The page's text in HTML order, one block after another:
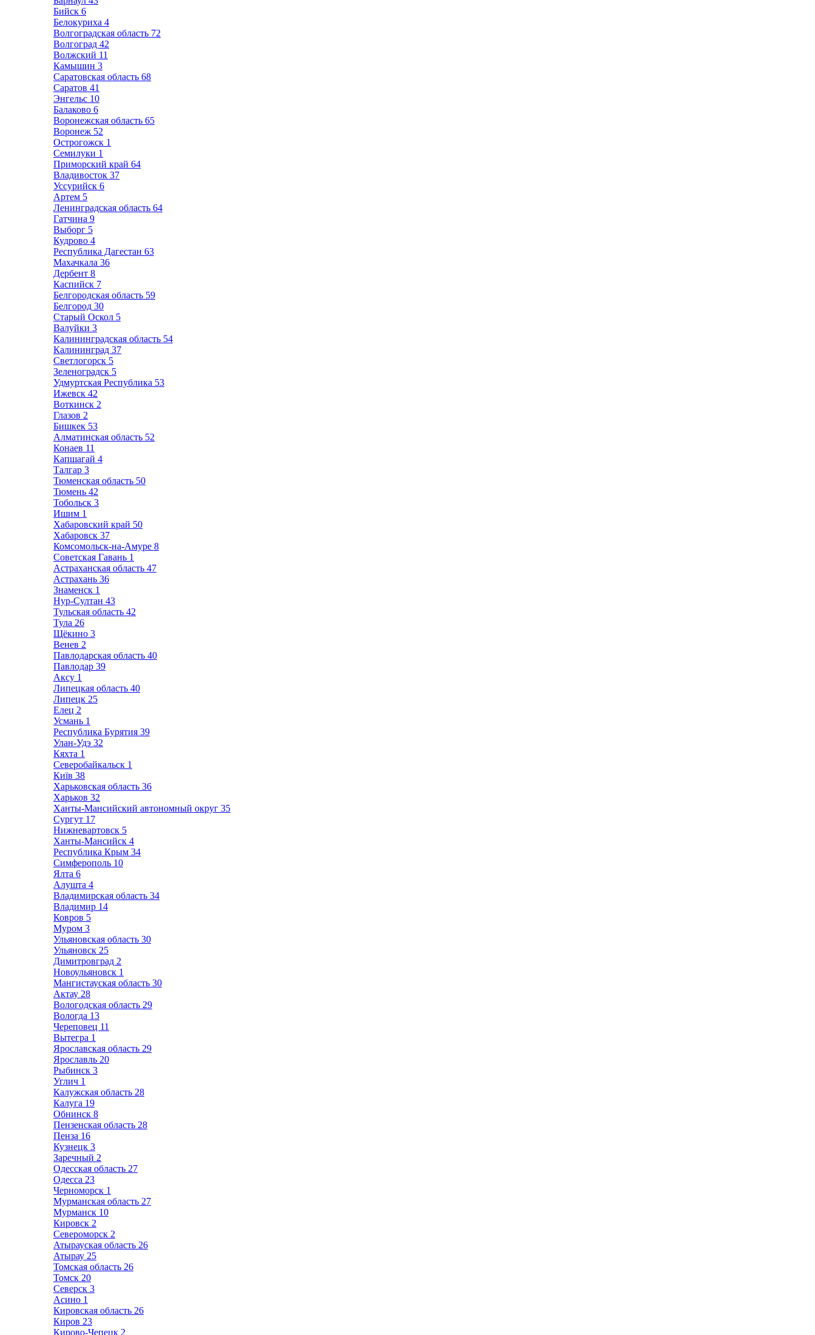
Бийск 6
Белокуриха 4
Волгоградская область 72
Волгоград 42
Волжский 11
Камышин 3
Саратовская область 68
Саратов 41
Энгельс 10
Балаково 6
Воронежская область 65
Воронеж 52
Острогожск 1
Семилуки 1
Приморский край 64
Владивосток 37
Уссурийск 6
Артем 5
Ленинградская область 64
Гатчина 9
Выборг 5
Кудрово 4
Республика Дагестан 63
Махачкала 36
Дербент 8
Каспийск 7
Белгородская область 59
Белгород 30
Старый Оскол 5
Валуйки 3
Калининградская область 54
Калининград 37
Светлогорск 5
Зеленоградск 5
Удмуртская Республика 53
Ижевск 42
Воткинск 2
Глазов 2
Бишкек 53
Алматинская область 52
Конаев 11
Капшагай 4
Талгар 3
Тюменская область 50
Тюмень 42
Тобольск 3
Ишим 1
Хабаровский край 50
Хабаровск 37
Комсомольск-на-Амуре 8
Советская Гавань 1
Астраханская область 47
Астрахань 36
Знаменск 1
Нур-Султан 43
Тульская область 42
Тула 26
Щёкино 3
Венев 2
Павлодарская область 40
Павлодар 39
Аксу 1
Липецкая область 40
Липецк 25
Елец 2
Усмань 1
Республика Бурятия 39
Улан-Удэ 32
Кяхта 1
Северобайкальск 1
Київ 38
Харьковская область 36
Харьков 32
Ханты-Мансийский автономный округ 35
Сургут 17
Нижневартовск 5
Ханты-Мансийск 4
Республика Крым 34
Симферополь 10
Ялта 6
Алушта 4
Владимирская область 34
Владимир 14
Ковров 5
Муром 3
Ульяновская область 30
Ульяновск 25
Димитровград 2
Новоульяновск 1
Мангистауская область 30
Актау 28
Вологодская область 29
Вологда 13
Череповец 11
Вытегра 1
Ярославская область 29
Ярославль 20
Рыбинск 3
Углич 1
Калужская область 28
Калуга 19
Обнинск 8
Пензенская область 28
Пенза 16
Кузнецк 3
Заречный 2
Одесская область 27
Одесса 23
Черноморск 1
Мурманская область 27
Мурманск 10
Кировск 2
Североморск 2
Атырауская область 26
Атырау 25
Томская область 26
Томск 20
Северск 3
Асино 1
Кировская область 26
Киров 23
Кирово-Чепецк 2